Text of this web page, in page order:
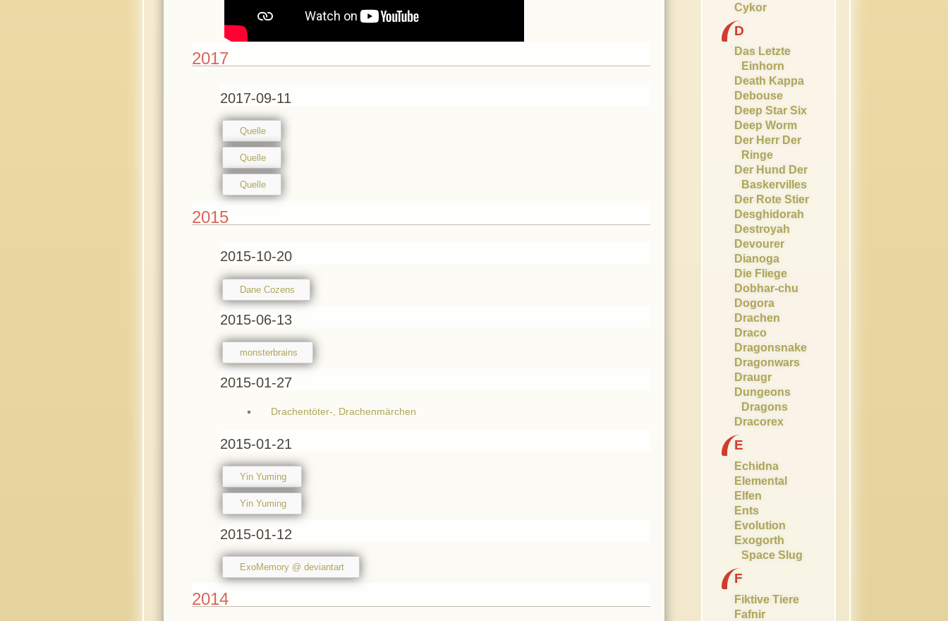
2017
2017-09-11
Quelle
Quelle
Quelle
2015
2015-10-20
Dane Cozens
2015-06-13
monsterbrains
2015-01-27
Drachentöter-, Drachenmärchen
2015-01-21
Yin Yuming
Yin Yuming
2015-01-12
ExoMemory @ deviantart
2014
Cykor
D
Das Letzte
Einhorn
Death Kappa
Debouse
Deep Star Six
Deep Worm
Der Herr Der
Ringe
Der Hund Der
Baskervilles
Der Rote Stier
Desghidorah
Destroyah
Devourer
Dianoga
Die Fliege
Dobhar-chu
Dogora
Drachen
Draco
Dragonsnake
Dragonwars
Draugr
Dungeons
Dragons
Dracorex
E
Echidna
Elemental
Elfen
Ents
Evolution
Exogorth
Space Slug
F
Fiktive Tiere
Fafnir